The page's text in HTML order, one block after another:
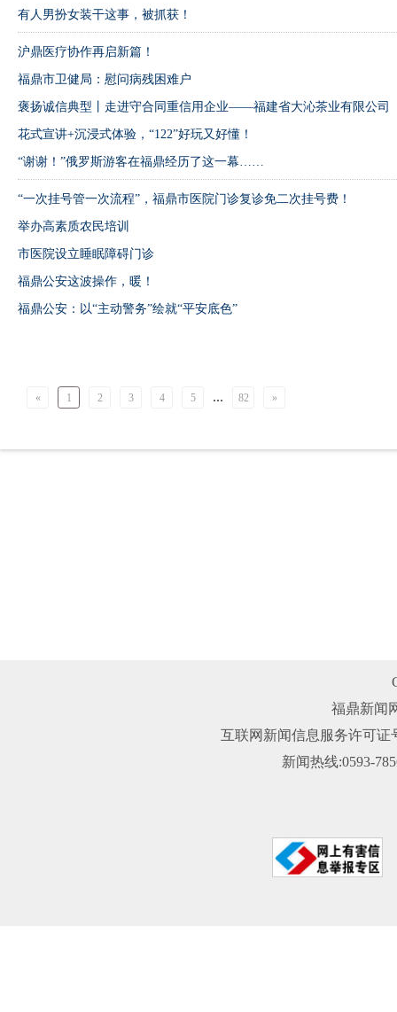
有人男扮女装干这事，被抓获！
沪鼎医疗协作再启新篇！
福鼎市卫健局：慰问病残困难户
褒扬诚信典型丨走进守合同重信用企业——福建省大沁茶业有限公司
花式宣讲+沉浸式体验，“122”好玩又好懂！
“谢谢！”俄罗斯游客在福鼎经历了这一幕……
“一次挂号管一次流程”，福鼎市医院门诊复诊免二次挂号费！
举办高素质农民培训
市医院设立睡眠障碍门诊
福鼎公安这波操作，暖！
福鼎公安：以“主动警务”绘就“平安底色”
« 1 2 3 4 5 ... 82 »
福鼎新闻
互联网新闻信息服务许可证
新闻热线:0593-